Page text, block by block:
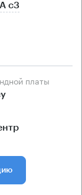
с3
платы